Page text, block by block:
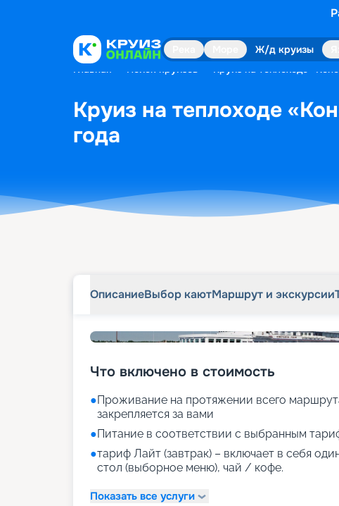
Ж/д круизы
Главная Поиск круизов Круиз на теплоходе
Круиз на теплоходе
года
ОписаниеВыбор каютМаршрут и экскурсии
Что включено в стоимость
●Проживание на протяжении всего
закрепляется за вами
●Питание в соответствии с выбранным
●тариф Лайт (завтрак) – включает в себя
стол (выборное меню), чай / кофе.
Показать все услуги